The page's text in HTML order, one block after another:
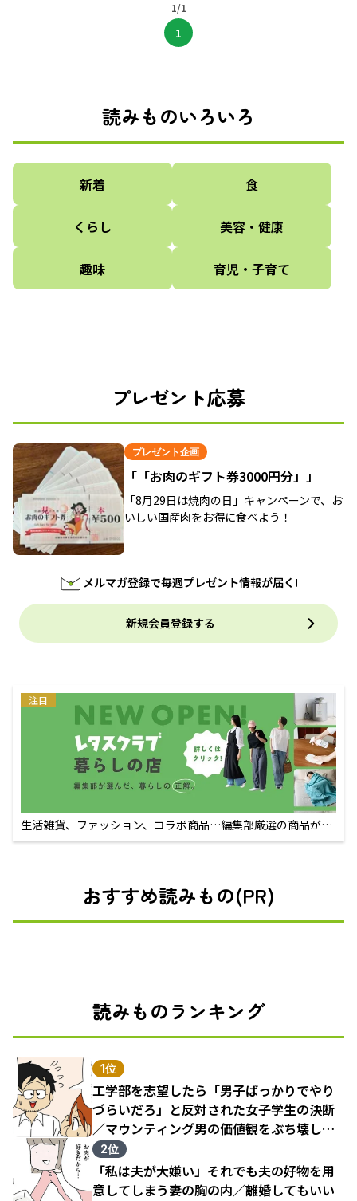
1/1
1
読みものいろいろ
新着 食
くらし 美容・健康
趣味 育児・子育て
プレゼント応募
プレゼント企画
「「お肉のギフト券3000円分」」
「8月29日は焼肉の日」キャンペーンで、お
いしい国産肉をお得に食べよう！
メルマガ登録で毎週プレゼント情報が届く!
新規会員登録する
注目
生活雑貨、ファッション、コラボ商品…編集部厳選の商品が買
えるECサイト
おすすめ読みもの(PR)
読みものランキング
1位
工学部を志望したら「男子ばっかりでやり
づらいだろ」と反対された女子学生の決断
／マウンティング男の価値観をぶち壊した
結果（1）
2位
「私は夫が大嫌い」それでも夫の好物を用
意してしまう妻の胸の内／離婚してもいい